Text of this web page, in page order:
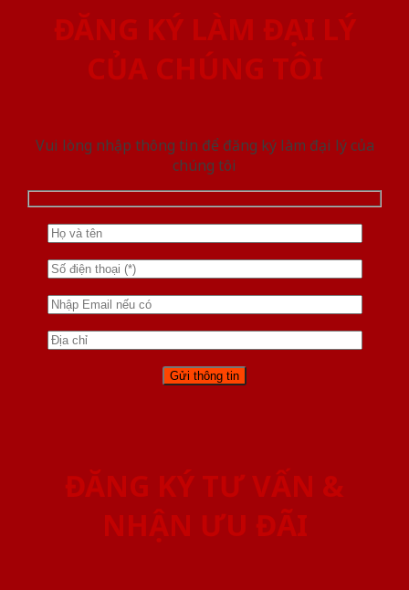
ĐĂNG KÝ LÀM ĐẠI LÝ
CỦA CHÚNG TÔI
Vui lòng nhập thông tin để đăng ký làm đại lý của
chúng tôi
ĐĂNG KÝ TƯ VẤN &
NHẬN ƯU ĐÃI